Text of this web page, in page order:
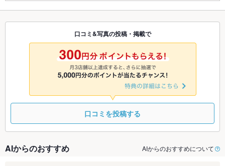
◎ 休 ◎ ◎ ◎ ◎ ◎
8/31 9/1 9/2
◎
9/3
◎
9/4
◎
9/5 9/6
9/9
◎ ◎ ◎ ◎
口コミ&写真の投稿・掲載で
口コミを投稿する
AIからのおすすめ AIからのおすすめについて